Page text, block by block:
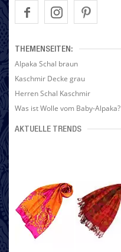
THEMENSEITEN:
Alpaka Schal braun
Kaschmir Decke grau
Herren Schal Kaschmir
Was ist Wolle vom Baby-Alpaka?
AKTUELLE TRENDS